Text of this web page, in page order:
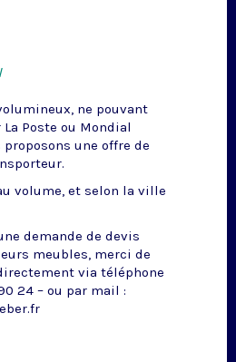
ne pouvant
Poste ou Mondial
proposons une offre de
volume, et selon la ville
demande de devis
meubles, merci de
via téléphone
24 – ou par mail :